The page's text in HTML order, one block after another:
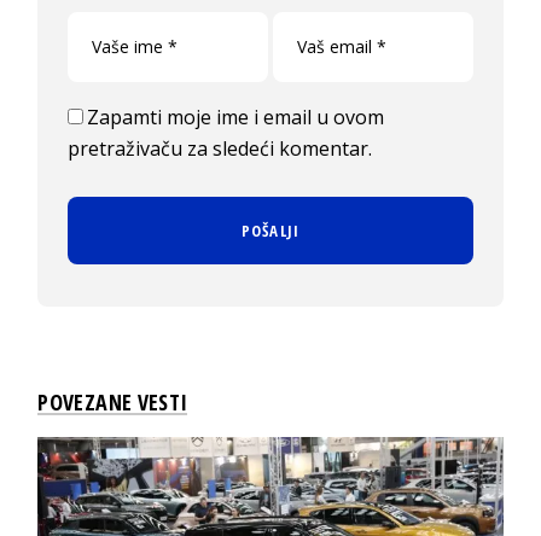
Zapamti moje ime i email u ovom
pretraživaču za sledeći komentar.
POVEZANE VESTI